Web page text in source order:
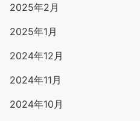
2025年2月
2025年1月
2024年12月
2024年11月
2024年10月